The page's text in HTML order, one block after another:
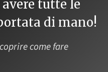
tutte le
di mano!
come fare